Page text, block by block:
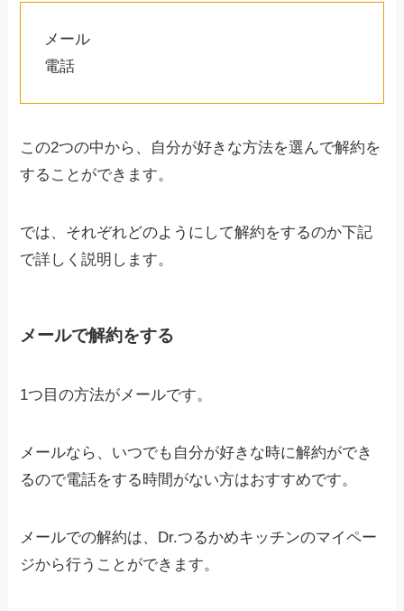
メール
電話
この2つの中から、自分が好きな方法を選んで解約を
することができます。
では、それぞれどのようにして解約をするのか下記
で詳しく説明します。
メールで解約をする
1つ目の方法がメールです。
メールなら、いつでも自分が好きな時に解約ができ
るので電話をする時間がない方はおすすめです。
メールでの解約は、Dr.つるかめキッチンのマイペー
ジから行うことができます。